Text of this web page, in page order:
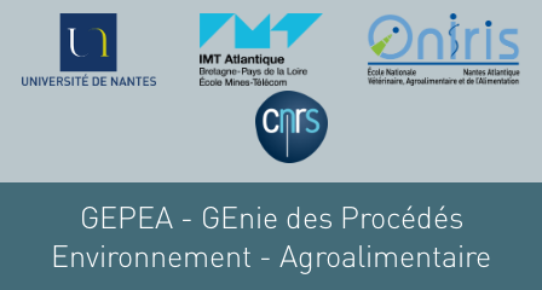
GEPEA - GEnie des Procédés
Environnement - Agroalimentaire